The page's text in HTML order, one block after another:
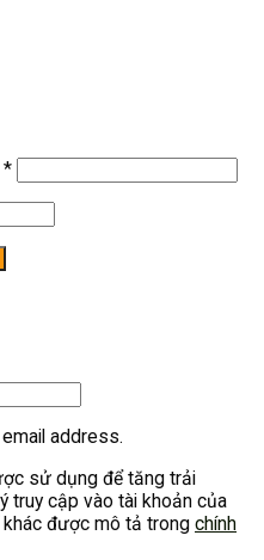
*
address.
sử dụng để tăng trải
truy cập vào tài khoản của
được mô tả trong chính